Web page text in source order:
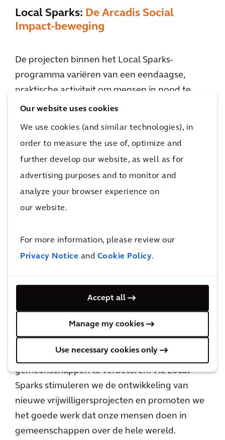
Our website uses cookies
We use cookies (and similar technologies), in
order to measure the use of, optimize and
further develop our website, as well as for
advertising purposes and to monitor and
analyze your browser experience on
our website.
For more information, please review our
Privacy Notice and Cookie Policy.
Accept all
Manage my cookies
Use necessary cookies only
Local Sparks: De Arcadis Social
Impact-beweging
De projecten binnen het Local Sparks-
programma variëren van een eendaagse,
praktische activiteit om mensen in nood te
helpen tot langetermijnprojecten op het
overgebleven brood op bij bakkerijen, en
verdelen het onder plaatselijke
liefdadigheidsinstellingen. In Brazilië hebben
we mensen geholpen die in een landelijk
gebied woonden zonder toegang tot schoon
geholpen met wiskunde, scheikunde en
techniek om hen te inspireren de wereld een
Het centrale doel van het Local Sparks-
programma is om alle werknemers van Arcadis
aan te moedigen hun tijd en expertise in te
zetten om de kwaliteit van leven in andere
gemeenschappen te verbeteren. Via Local
Sparks stimuleren we de ontwikkeling van
nieuwe vrijwilligersprojecten en promoten we
het goede werk dat onze mensen doen in
gemeenschappen over de hele wereld.